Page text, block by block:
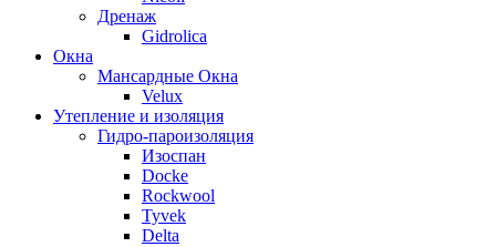
Дренаж
Gidrolica
Окна
Мансардные Окна
Velux
Утепление и изоляция
Гидро-пароизоляция
Изоспан
Docke
Rockwool
Tyvek
Delta